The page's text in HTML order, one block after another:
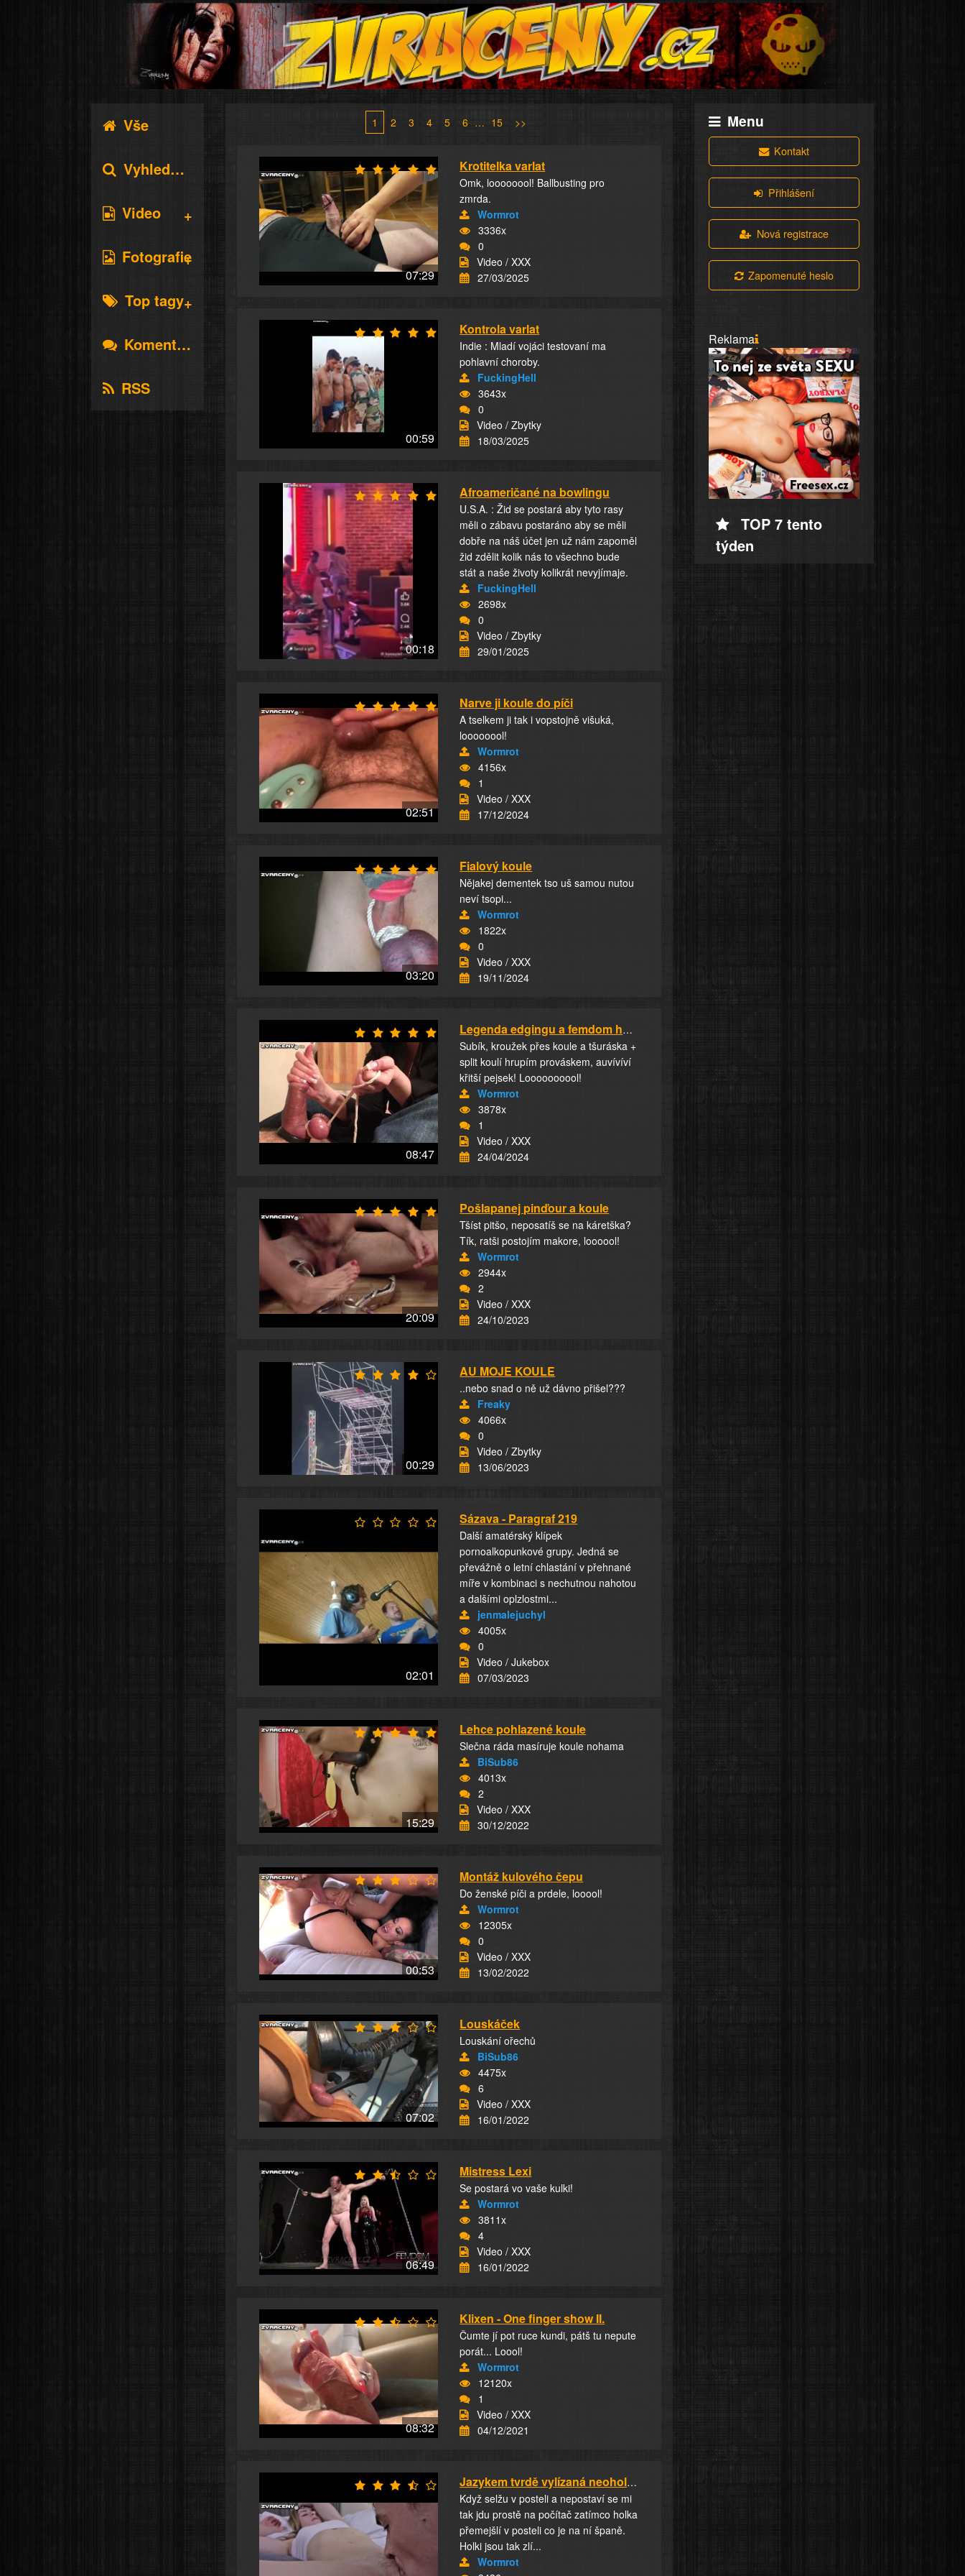
Vše
Vyhledávání
Video
Fotografie
Top tagy
Komentáře
RSS
1 2 3 4 5 6 … 15 >>
07:29
Krotitelka varlat
Omk, loooooool! Ballbusting pro
zmrda.
Wormrot
3336x
0
Video / XXX
27/03/2025
00:59
Kontrola varlat
Indie : Mladí vojáci testovaní ma
pohlavní choroby.
FuckingHell
3643x
0
Video / Zbytky
18/03/2025
00:18
Afroameričané na bowlingu
U.S.A. : Žid se postará aby tyto rasy
měli o zábavu postaráno aby se měli
dobře na náš účet jen už nám zapoměl
žid zdělit kolik nás to všechno bude
stát a naše životy kolikrát nevyjímaje.
FuckingHell
2698x
0
Video / Zbytky
29/01/2025
02:51
Narve ji koule do píči
A tselkem ji tak i vopstojně višuká,
loooooool!
Wormrot
4156x
1
Video / XXX
17/12/2024
03:20
Fialový koule
Nějakej dementek tso uš samou nutou
neví tsopi...
Wormrot
1822x
0
Video / XXX
19/11/2024
08:47
Legenda edgingu a femdom handjobů
Subík, kroužek přes koule a tšuráska +
split koulí hrupím prováskem, auvívíví
křitší pejsek! Loooooooool!
Wormrot
3878x
1
Video / XXX
24/04/2024
20:09
Pošlapanej pinďour a koule
Tšíst pitšo, neposatíš se na káretška?
Tík, ratši postojím makore, loooool!
Wormrot
2944x
2
Video / XXX
24/10/2023
00:29
AU MOJE KOULE
..nebo snad o ně už dávno přišel???
Freaky
4066x
0
Video / Zbytky
13/06/2023
02:01
Sázava - Paragraf 219
Další amatérský klípek
pornoalkopunkové grupy. Jedná se
převážně o letní chlastání v přehnané
míře v kombinaci s nechutnou nahotou
a dalšími oplzlostmi...
jenmalejuchyl
4005x
0
Video / Jukebox
07/03/2023
15:29
Lehce pohlazené koule
Slečna ráda masíruje koule nohama
BiSub86
4013x
2
Video / XXX
30/12/2022
00:53
Montáž kulového čepu
Do ženské píči a prdele, looool!
Wormrot
12305x
0
Video / XXX
13/02/2022
07:02
Louskáček
Louskání ořechů
BiSub86
4475x
6
Video / XXX
16/01/2022
06:49
Mistress Lexi
Se postará vo vaše kulki!
Wormrot
3811x
4
Video / XXX
16/01/2022
08:32
Klixen - One finger show II.
Čumte jí pot ruce kundi, pátš tu nepute
porát... Loool!
Wormrot
12120x
1
Video / XXX
04/12/2021
Jazykem tvrdě vylízaná neoholená prdel i kund...
Když selžu v posteli a nepostaví se mi
tak jdu prostě na počítač zatímco holka
přemejšlí v posteli co je na ní španě.
Holki jsou tak zlí...
Wormrot
Menu
Kontakt
Přihlášení
Nová registrace
Zapomenuté heslo
Reklama
TOP 7 tento
týden